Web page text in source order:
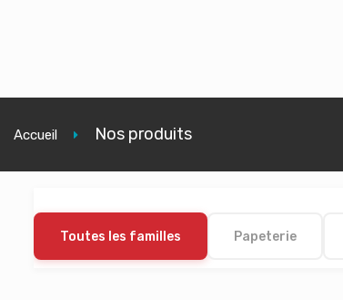
Accueil Nos produits
Toutes les familles Papeterie